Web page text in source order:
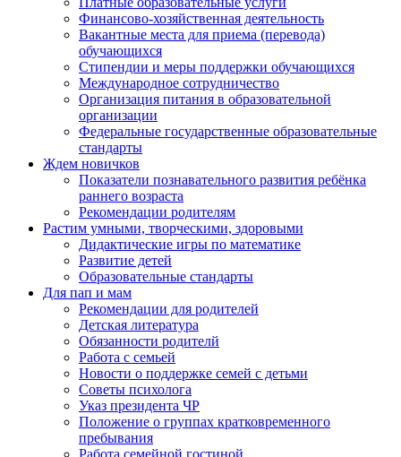
Финансово-хозяйственная деятельность
Вакантные места для приема (перевода)
обучающихся
Стипендии и меры поддержки обучающихся
Международное сотрудничество
Организация питания в образовательной
организации
Федеральные государственные образовательные
стандарты
Ждем новичков
Показатели познавательного развития ребёнка
раннего возраста
Рекомендации родителям
Растим умными, творческими, здоровыми
Дидактические игры по математике
Развитие детей
Образовательные стандарты
Для пап и мам
Рекомендации для родителей
Детская литература
Обязанности родителй
Работа с семьей
Новости о поддержке семей с детьми
Советы психолога
Указ президента ЧР
Положение о группах кратковременного
пребывания
Работа семейной гостиной